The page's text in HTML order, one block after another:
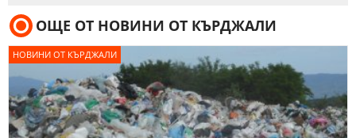
ОЩЕ ОТ НОВИНИ ОТ КЪРДЖАЛИ
НОВИНИ ОТ КЪРДЖАЛИ